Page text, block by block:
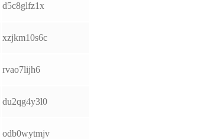
d5c8glfz1x
xzjkm10s6c
rvao7lijh6
du2qg4y3l0
odb0wytmjv